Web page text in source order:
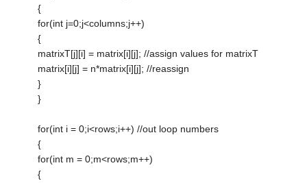
{
for(int j=0;j<columns;j++)
{
matrixT[j][i] = matrix[i][j]; //assign values for matrixT
matrix[i][j] = n*matrix[i][j]; //reassign
}
}
for(int i = 0;i<rows;i++) //out loop numbers
{
for(int m = 0;m<rows;m++)
{